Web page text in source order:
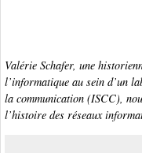
Valérie Schafer, une
l’informatique au sein d’un
la communication (ISCC),
l’histoire des réseaux